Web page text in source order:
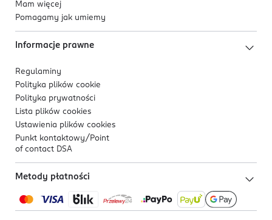
Mam więcej
Pomagamy jak umiemy
Informacje prawne
Regulaminy
Polityka plików cookie
Polityka prywatności
Lista plików cookies
Ustawienia plików cookies
Punkt kontaktowy/ Point
of contact DSA
Metody płatności